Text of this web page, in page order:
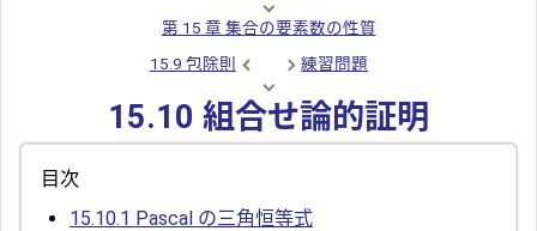
第 15 章 集合の要素数の性質
15.9 包除則
練習問題
15.10 組合せ論的証明
目次
15.10.1 Pascal の三角恒等式